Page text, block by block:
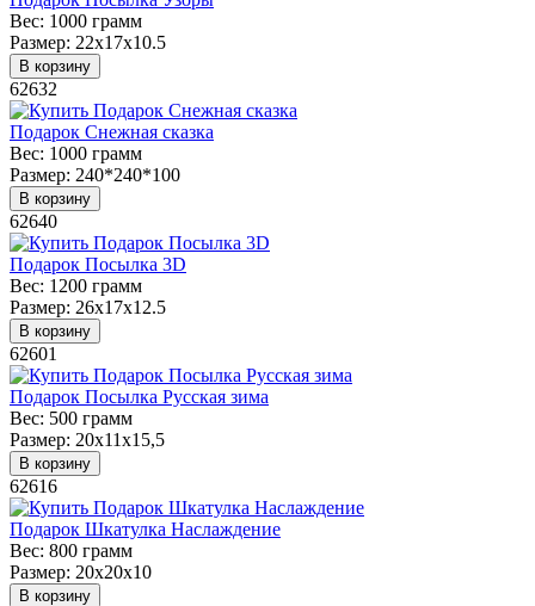
Вес: 1000 грамм
Размер: 22х17х10.5
В корзину
62632
Подарок Снежная сказка
Вес: 1000 грамм
Размер: 240*240*100
В корзину
62640
Подарок Посылка 3D
Вес: 1200 грамм
Размер: 26х17х12.5
В корзину
62601
Подарок Посылка Русская зима
Вес: 500 грамм
Размер: 20х11х15,5
В корзину
62616
Подарок Шкатулка Наслаждение
Вес: 800 грамм
Размер: 20х20х10
В корзину